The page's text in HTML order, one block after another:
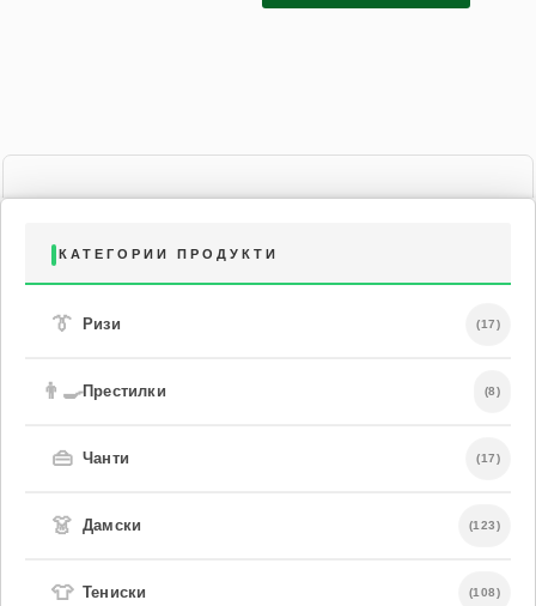
КАТЕГОРИИ ПРОДУКТИ
👔 Ризи (17)
👨‍🍳Престилки (8)
👜 Чанти (17)
👗 Дамски (123)
👕 Тениски (108)